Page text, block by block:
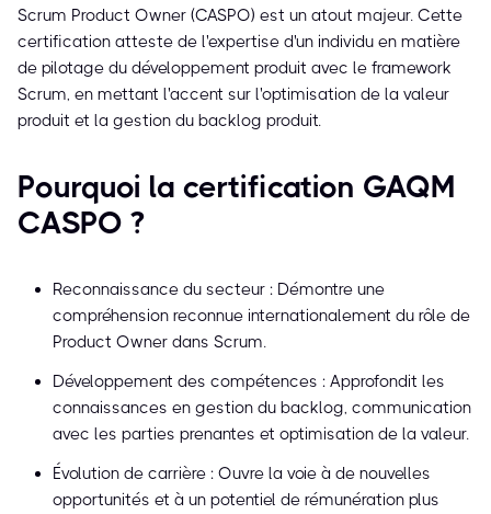
Scrum Product Owner (CASPO) est un atout majeur. Cette
certification atteste de l'expertise d'un individu en matière
de pilotage du développement produit avec le framework
Scrum, en mettant l'accent sur l'optimisation de la valeur
produit et la gestion du backlog produit.
Pourquoi la certification GAQM
CASPO ?
Reconnaissance du secteur : Démontre une
compréhension reconnue internationalement du rôle de
Product Owner dans Scrum.
Développement des compétences : Approfondit les
connaissances en gestion du backlog, communication
avec les parties prenantes et optimisation de la valeur.
Évolution de carrière : Ouvre la voie à de nouvelles
opportunités et à un potentiel de rémunération plus